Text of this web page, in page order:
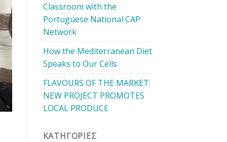
Classroom with the
Portuguese National CAP
Network
How the Mediterranean Diet
Speaks to Our Cells
FLAVOURS OF THE MARKET:
NEW PROJECT PROMOTES
LOCAL PRODUCE
KΑΤΗΓΟΡΊΕΣ